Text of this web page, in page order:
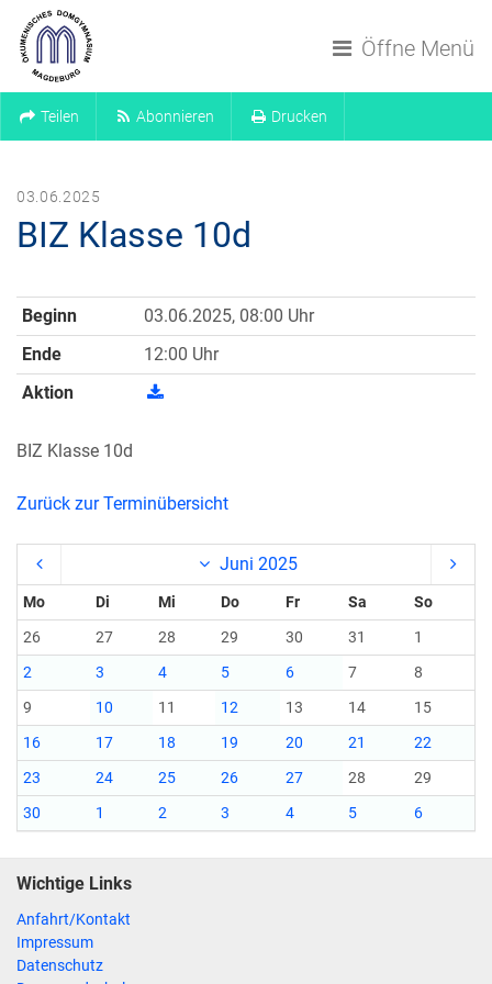
Öffne Menü
Teilen Abonnieren Drucken
03.06.2025
BIZ Klasse 10d
Beginn
03.06.2025, 08:00 Uhr
Ende
12:00 Uhr
Aktion
BIZ Klasse 10d
Zurück zur Terminübersicht
Juni 2025
Mo Di Mi Do Fr Sa
So
26
27 28 29 30 31
1
2
3 4 5 6 7
8
9
10 11 12 13 14
15
16
17 18 19 20 21
22
23
24 25 26 27 28
29
30
1 2 3 4 5 6
Wichtige Links
Anfahrt/Kontakt
Impressum
Datenschutz